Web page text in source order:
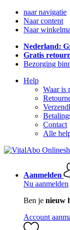
naar navigatie
Naar content
Naar
Nederland:
Gratis
Bezorging
Help
Waar is
Contact
Alle
Aanmelden
Nu aanmelden
Ben je nieuw
Account